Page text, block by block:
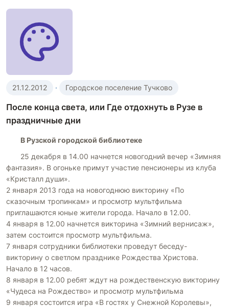
21.12.2012 · Городское поселение Тучково
После конца света, или Где отдохнуть в Рузе в
праздничные дни
В Рузской городской библиотеке
25 декабря в 14.00 начнется новогодний вечер «Зимняя
фантазия». В огоньке примут участие пенсионеры из клуба
«Кристалл души».
2 января 2013 года на новогоднюю викторину «По
сказочным тропинкам» и просмотр мультфильма
приглашаются юные жители города. Начало в 12.00.
4 января в 12.00 начнется викторина «Зимний вернисаж»,
затем состоится просмотр мультфильма.
7 января сотрудники библиотеки проведут беседу-
викторину о светлом празднике Рождества Христова.
Начало в 12 часов.
8 января в 12.00 ребят ждут на рождественскую викторину
«Чудеса на Рождество» и просмотр мультфильма
9 января состоится игра «В гостях у Снежной Королевы»,